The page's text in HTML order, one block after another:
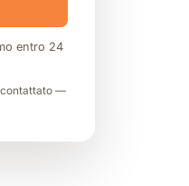
entro 24
—